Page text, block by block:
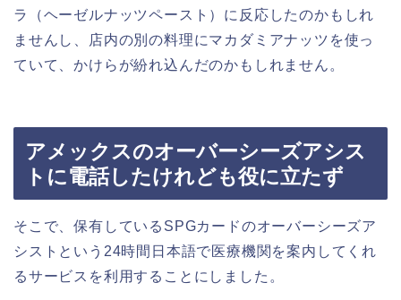
ラ（ヘーゼルナッツペースト）に反応したのかもしれ
ませんし、店内の別の料理にマカダミアナッツを使っ
ていて、かけらが紛れ込んだのかもしれません。
アメックスのオーバーシーズアシス
トに電話したけれども役に立たず
そこで、保有しているSPGカードのオーバーシーズア
シストという24時間日本語で医療機関を案内してくれ
るサービスを利用することにしました。